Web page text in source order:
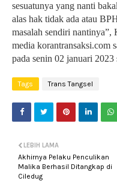
sesuatunya yang nanti
alas hak tidak ada atau
masalah sendiri nantinya”,
media korantransaksi.com
pada senin 02 januari
Tags Trans Tangsel
LEBIH LAMA
Akhirnya Pelaku Penculikan
Malika Berhasil Ditangkap di
Ciledug